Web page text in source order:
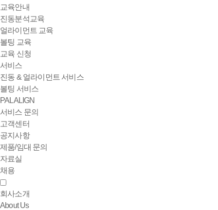
교육안내
진동분석교육
얼라이먼트 교육
볼팅 교육
교육 신청
서비스
진동 & 얼라이먼트 서비스
볼팅 서비스
PALALIGN
서비스 문의
고객센터
공지사항
제품/임대 문의
자료실
채용
회사소개
About Us